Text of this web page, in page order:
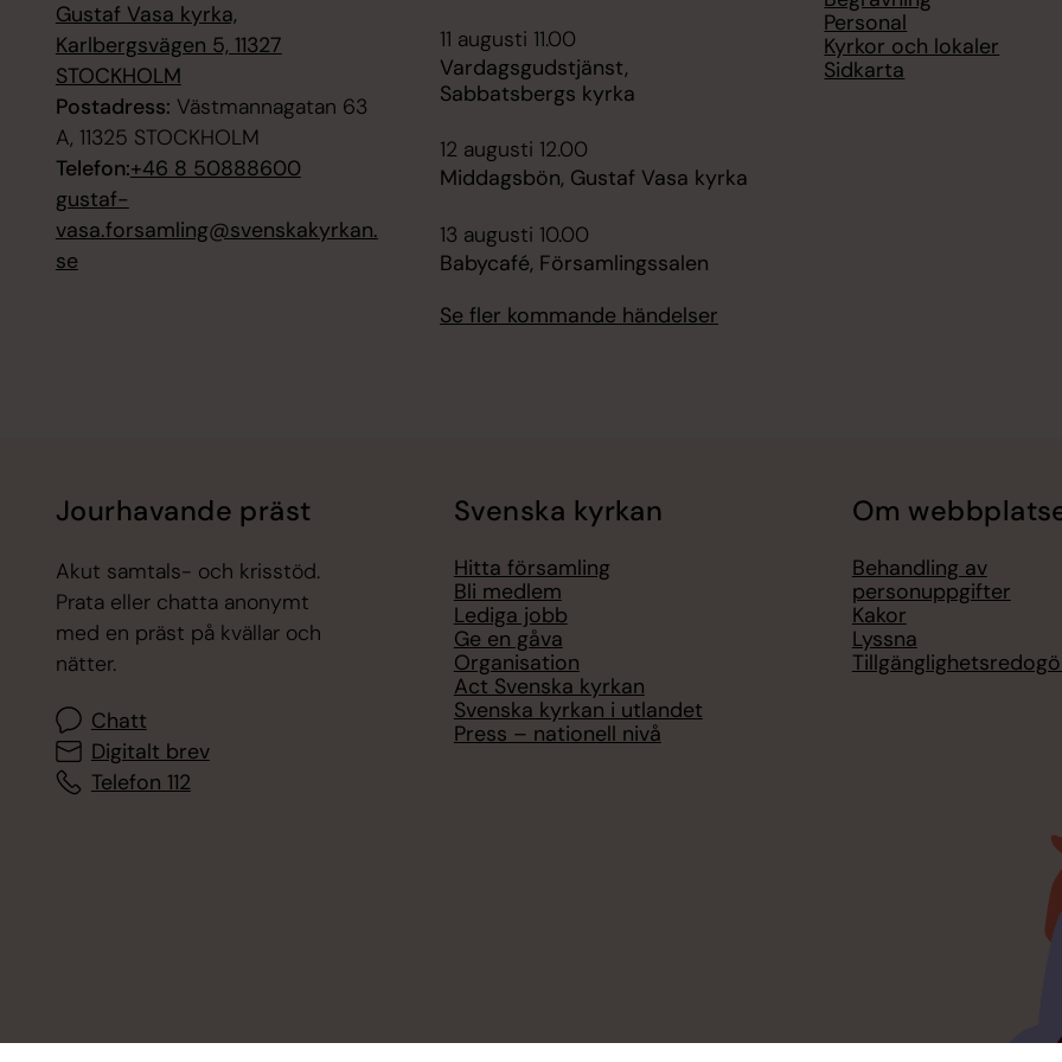
Gustaf Vasa kyrka,
Karlbergsvägen 5, 11327
STOCKHOLM
Postadress: Västmannagatan 63
A, 11325 STOCKHOLM
Telefon:+46 8 50888600
gustaf-
vasa.forsamling@svenskakyrkan.
se
11 augusti 11.00
Vardagsgudstjänst,
Sabbatsbergs kyrka
12 augusti 12.00
Middagsbön, Gustaf Vasa kyrka
13 augusti 10.00
Babycafé, Församlingssalen
Se fler kommande händelser
Personal
Kyrkor och lokaler
Sidkarta
Jourhavande präst
Akut samtals- och krisstöd.
Prata eller chatta anonymt
med en präst på kvällar och
nätter.
Chatt
Digitalt brev
Telefon 112
Svenska kyrkan
Hitta församling
Bli medlem
Lediga jobb
Ge en gåva
Organisation
Act Svenska kyrkan
Svenska kyrkan i utlandet
Press – nationell nivå
Om
Behandling av
personuppgifter
Kakor
Lyssna